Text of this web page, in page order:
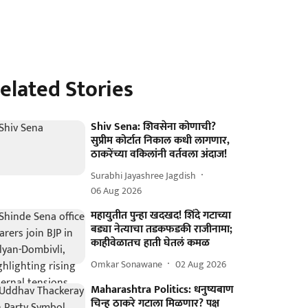
Stories
Shiv Sena: शिवसेना कोणाची?
सुप्रीम कोर्टात निकाल कधी लागणार,
ठाकरेंच्या वकिलांनी वर्तवला अंदाज!
Surabhi Jayashree Jagdish
06 Aug 2026
महायुतीत पुन्हा खदखद! शिंदे गटाच्या
बड्या नेत्याचा तडकफडकी राजीनामा;
काहीवेळातच हाती घेतलं कमळ
Omkar Sonawane 02 Aug 2026
Maharashtra Politics: धनुष्यबाण
चिन्ह ठाकरे गटाला मिळणार? पक्ष